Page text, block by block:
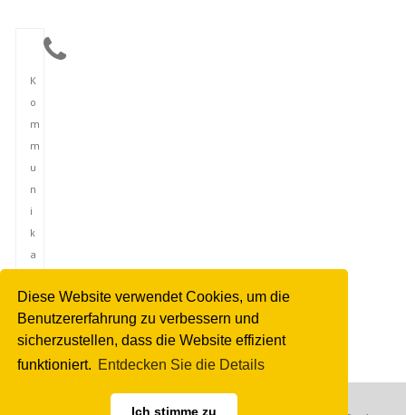
Diese Website verwendet Cookies, um die
Benutzererfahrung zu verbessern und
sicherzustellen, dass die Website effizient
funktioniert. Entdecken Sie die Details
Ich stimme zu
K
o
m
m
u
n
i
k
a
i
o
n